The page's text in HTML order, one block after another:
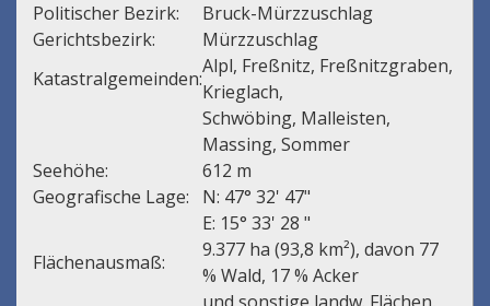
Politischer Bezirk:
Bruck-Mürzzuschlag
Gerichtsbezirk:
Mürzzuschlag
Katastralgemeinden:
Alpl, Freßnitz, Freßnitzgraben,
Krieglach,
Schwöbing, Malleisten,
Massing, Sommer
Seehöhe:
612 m
Geografische Lage:
N: 47° 32' 47"
E: 15° 33' 28 "
Flächenausmaß:
9.377 ha (93,8 km²), davon 77
% Wald, 17 % Acker